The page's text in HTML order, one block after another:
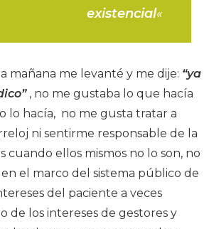
existencial«
mañana me levanté y me dije: “ya
, no me gustaba lo que hacía
lo hacía, no me gusta tratar a
ni sentirme responsable de la
cuando ellos mismos no lo son, no
el marco del sistema público de
del paciente a veces
de los intereses de gestores y